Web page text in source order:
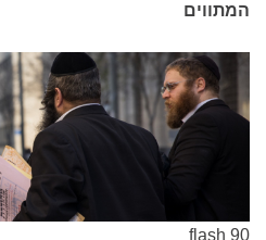
המתווים
flash 90